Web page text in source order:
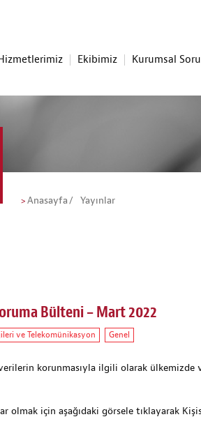
Ekibimiz Kurumsal
Anasayfa Yayınlar
Bülteni – Mart 2022
ve Telekomünikasyon Genel
korunmasıyla ilgili olarak
olmak için aşağıdaki görsele tıklayarak